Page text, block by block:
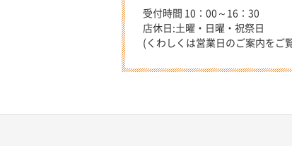
受付時間 10：00～16：30
店休日:土曜・日曜・祝祭日
(くわしくは営業日のご案内をご